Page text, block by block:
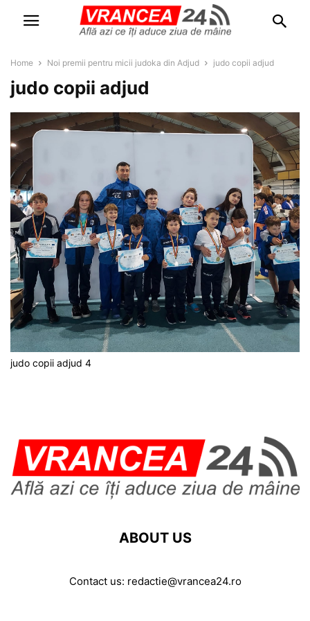
Home Noi premii pentru micii judoka din Adjud judo copii adjud
judo copii adjud
judo copii adjud 4
ABOUT US
Contact us: redactie@vrancea24.ro